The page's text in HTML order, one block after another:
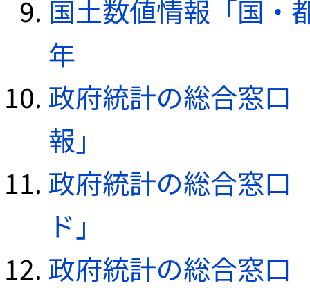
国土数値情報「国・
年
政府統計の総合窓口
報」
政府統計の総合窓口
ド」
政府統計の総合窓口